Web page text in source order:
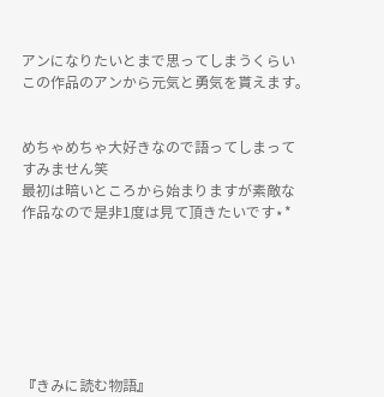
アンになりたいとまで思ってしまうくらい
この作品のアンから元気と勇気を貰えます。
めちゃめちゃ大好きなので語ってしまって
すみません笑
最初は暗いところから始まりますが素敵な
作品なので是非1度は見て頂きたいです⋆︎*
『きみに読む物語』